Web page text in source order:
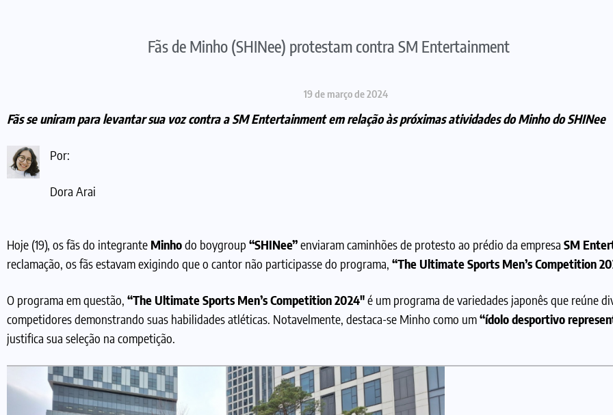
Fãs de Minho (SHINee) protestam contra SM Entertainment
19 de março de 2024
Fãs se uniram para levantar sua voz contra a SM Entertainment em relação às próximas atividades do Minho do SHINee
Por:
Dora Arai
Hoje (19), os fãs do integrante Minhodo boygroup “SHINee”enviaram caminhões de protesto ao prédio da empresa SM
reclamação, os fãs estavam exigindo que o cantor não participasse do programa, “The Ultimate Sports Men’s Competition
O programa em questão, “The Ultimate Sports Men’s Competition 2024″é um programa de variedades japonês que reúne
competidores demonstrando suas habilidades atléticas. Notavelmente, destaca-se Minho como um“ídolo desportivo
justifica sua seleção na competição.